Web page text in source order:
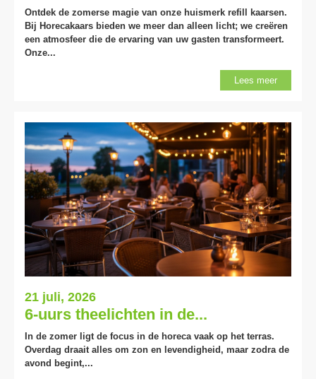
Ontdek de zomerse magie van onze huismerk refill kaarsen.
Bij Horecakaars bieden we meer dan alleen licht; we creëren
een atmosfeer die de ervaring van uw gasten transformeert.
Onze...
Lees meer
21 juli, 2026
6-uurs theelichten in de...
In de zomer ligt de focus in de horeca vaak op het terras.
Overdag draait alles om zon en levendigheid, maar zodra de
avond begint,...